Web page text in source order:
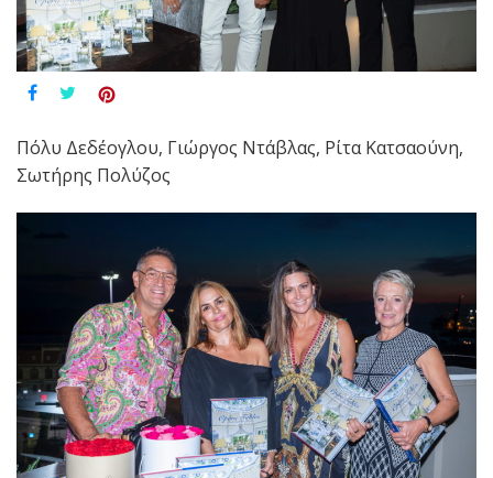
Πόλυ Δεδέογλου, Γιώργος Ντάβλας, Ρίτα Κατσαούνη,
Σωτήρης Πολύζος